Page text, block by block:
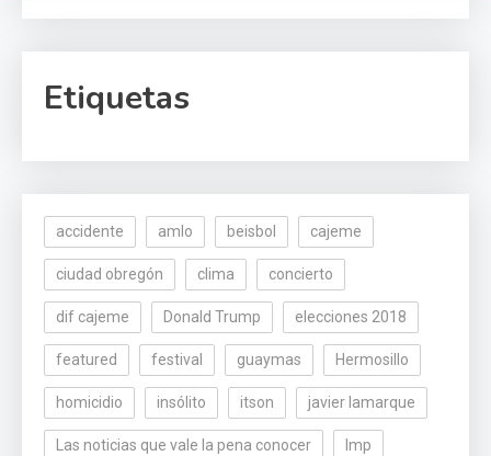
Etiquetas
accidente amlo beisbol cajeme
ciudad obregón clima concierto
dif cajeme Donald Trump elecciones 2018
featured festival guaymas Hermosillo
homicidio insólito itson javier lamarque
Las noticias que vale la pena conocer lmp